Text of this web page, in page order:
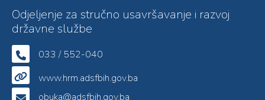
Odjeljenje za stručno usavršavanje i razvoj
državne službe
033 / 552-040
www.hrm.adsfbih.gov.ba
obuka@adsfbih.gov.ba